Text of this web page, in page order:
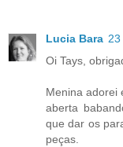
Lucia Bara
Oi Tays,
Menina adorei
aberta
que dar os
peças.